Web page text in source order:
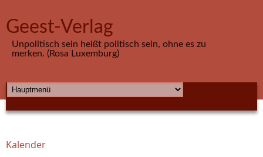
Geest-Verlag
Unpolitisch sein heißt politisch sein, ohne es zu
merken. (Rosa Luxemburg)
HAUPTMENÜ
Sie sind hier
Kalender